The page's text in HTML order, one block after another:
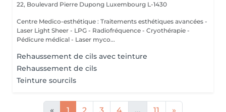
22, Boulevard Pierre Dupong Luxembourg L-1430
Centre Medico-esthétique : Traitements esthétiques avancées -
Laser Light Sheer - LPG - Radiofréquence - Cryothérapie -
Pédicure médical - Laser myco...
Rehaussement de cils avec teinture
Rehaussement de cils
Teinture sourcils